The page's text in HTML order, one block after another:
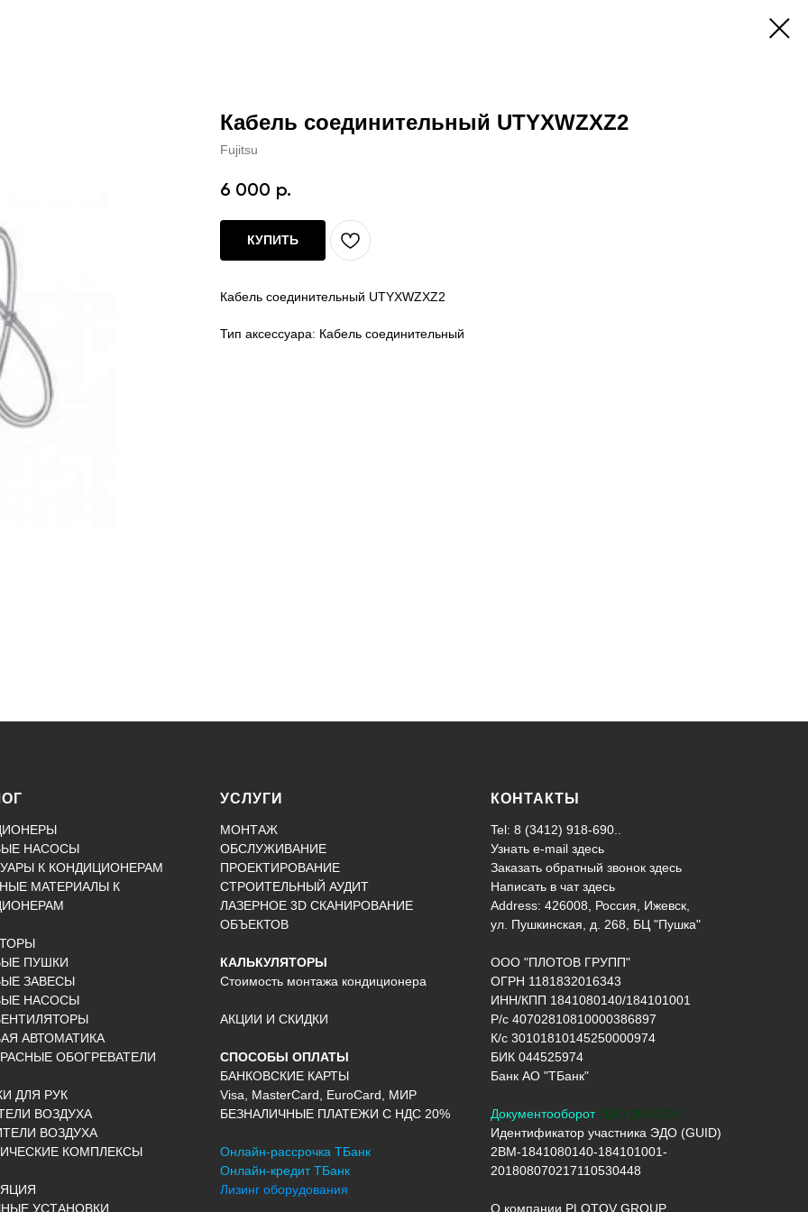
Кабель соединительный UTYXWZXZ2
Fujitsu
6 000 р.
КУПИТЬ
Кабель соединительный UTYXWZXZ2
Тип аксессуара: Кабель соединительный
НАСОСЫ
К КОНДИЦИОНЕРАМ
МАТЕРИАЛЫ К
ПУШКИ
ЗАВЕСЫ
НАСОСЫ
АВТОМАТИКА
ОБОГРЕВАТЕЛИ
ДЛЯ РУК
ВОЗДУХА
ВОЗДУХА
КОМПЛЕКСЫ
УСТАНОВКИ
УСЛУГИ
МОНТАЖ
ОБСЛУЖИВАНИЕ
ПРОЕКТИРОВАНИЕ
СТРОИТЕЛЬНЫЙ АУДИТ
ЛАЗЕРНОЕ 3D СКАНИРОВАНИЕ
ОБЪЕКТОВ
КАЛЬКУЛЯТОРЫ
Стоимость монтажа кондиционера
АКЦИИ И СКИДКИ
СПОСОБЫ ОПЛАТЫ
БАНКОВСКИЕ КАРТЫ
Visa, MasterCard, EuroCard, МИР
БЕЗНАЛИЧНЫЕ ПЛАТЕЖИ С НДС 20%
Онлайн-рассрочка ТБанк
Онлайн-кредит ТБанк
Лизинг оборудования
КОНТАКТЫ
Tel: 8 (3412) 918-690..
Узнать e-mail здесь
Заказать обратный звонок здесь
Написать в чатздесь
Address: 426008, Россия, Ижевск,
ул. Пушкинская, д. 268, БЦ "Пушка"
ООО "ПЛОТОВ ГРУПП"
ОГРН 1181832016343
ИНН/КПП 1841080140/184101001
Р/с 40702810810000386897
К/с 30101810145250000974
БИК 044525974
Банк АО "ТБанк"
Документооборот ЭДО ДИАДОК
Идентификатор участника ЭДО (GUID)
2BM-1841080140-184101001-
201808070217110530448
О компании PLOTOV GROUP